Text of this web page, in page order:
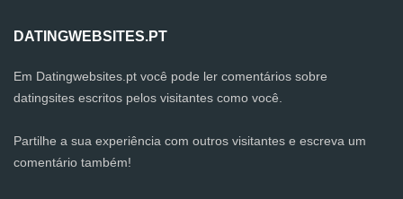
DATINGWEBSITES.PT
Em Datingwebsites.pt você pode ler comentários sobre
datingsites escritos pelos visitantes como você.
Partilhe a sua experiência com outros visitantes e escreva um
comentário também!